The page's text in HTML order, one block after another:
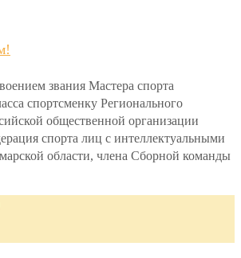
звания Мастера спорта
спортсменку Регионального
общественной организации
спорта лиц с интеллектуальными
области, члена Сборной команды